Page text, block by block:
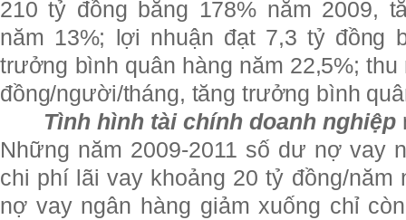
210 tỷ đồng bằng 178% năm 2009,
năm 13%; lợi nhuận đạt 7,3 tỷ đồng
trưởng bình quân hàng năm 22,5%;
đồng/người/tháng, tăng trưởng bình
Tình hình tài chính doanh nghiệp
Những năm 2009-2011 số dư nợ vay
chi phí lãi vay khoảng 20 tỷ đồng/
nợ vay ngân hàng giảm xuống chỉ